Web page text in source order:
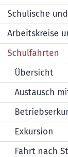
Schulische
Arbeitskreise
Schulfahrten
Übersicht
Austausch
Exkursion
Fahrt nach